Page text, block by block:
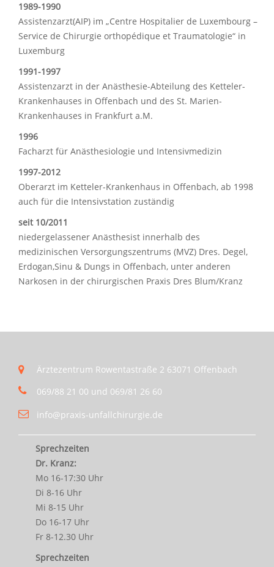
1989-1990
Assistenzarzt(AIP) im „Centre Hospitalier de Luxembourg –
Service de Chirurgie orthopédique et Traumatologie“ in
Luxemburg
1991-1997
Assistenzarzt in der Anästhesie-Abteilung des Ketteler-
Krankenhauses in Offenbach und des St. Marien-
Krankenhauses in Frankfurt a.M.
1996
Facharzt für Anästhesiologie und Intensivmedizin
1997-2012
Oberarzt im Ketteler-Krankenhaus in Offenbach, ab 1998
auch für die Intensivstation zuständig
seit 10/2011
niedergelassener Anästhesist innerhalb des
medizinischen Versorgungszentrums (MVZ) Dres. Degel,
Erdogan,Sinu & Dungs in Offenbach, unter anderen
Narkosen in der chirurgischen Praxis Dres Blum/Kranz
Ärztezentrum Rowentastraße 2 63071 Offenbach
069/88 21 00 und 069/81 26 60
info@praxis-unfallchirurgie.de
Sprechzeiten
Dr. Kranz:
Mo 16-17:30 Uhr
Di 8-16 Uhr
Mi 8-15 Uhr
Do 16-17 Uhr
Fr 8-12.30 Uhr
Sprechzeiten